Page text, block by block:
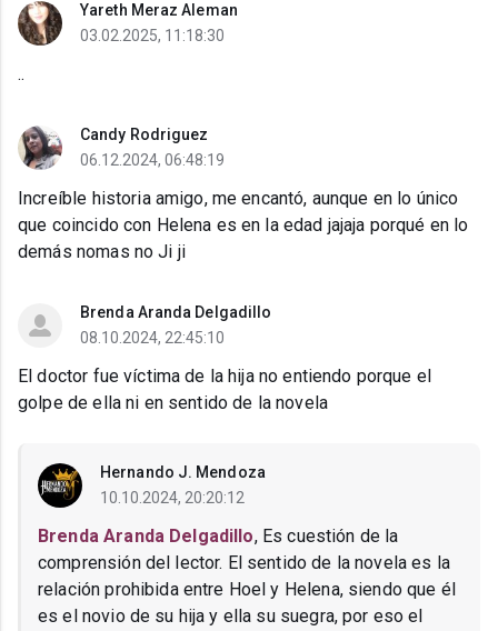
Yareth Meraz Aleman
03.02.2025, 11:18:30
..
Candy Rodriguez
06.12.2024, 06:48:19
Increíble historia amigo, me encantó, aunque en lo único
que coincido con Helena es en la edad jajaja porqué en lo
demás nomas no Ji ji
Brenda Aranda Delgadillo
08.10.2024, 22:45:10
El doctor fue víctima de la hija no entiendo porque el
golpe de ella ni en sentido de la novela
Hernando J. Mendoza
10.10.2024, 20:20:12
Brenda Aranda Delgadillo, Es cuestión de la
comprensión del lector. El sentido de la novela es la
relación prohibida entre Hoel y Helena, siendo que él
es el novio de su hija y ella su suegra, por eso el